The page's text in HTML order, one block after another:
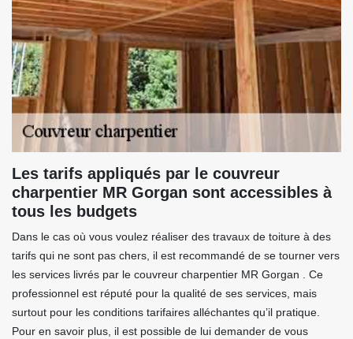
Les tarifs appliqués par le couvreur
charpentier MR Gorgan sont accessibles à
tous les budgets
Dans le cas où vous voulez réaliser des travaux de toiture à des
tarifs qui ne sont pas chers, il est recommandé de se tourner vers
les services livrés par le couvreur charpentier MR Gorgan . Ce
professionnel est réputé pour la qualité de ses services, mais
surtout pour les conditions tarifaires alléchantes qu’il pratique.
Pour en savoir plus, il est possible de lui demander de vous